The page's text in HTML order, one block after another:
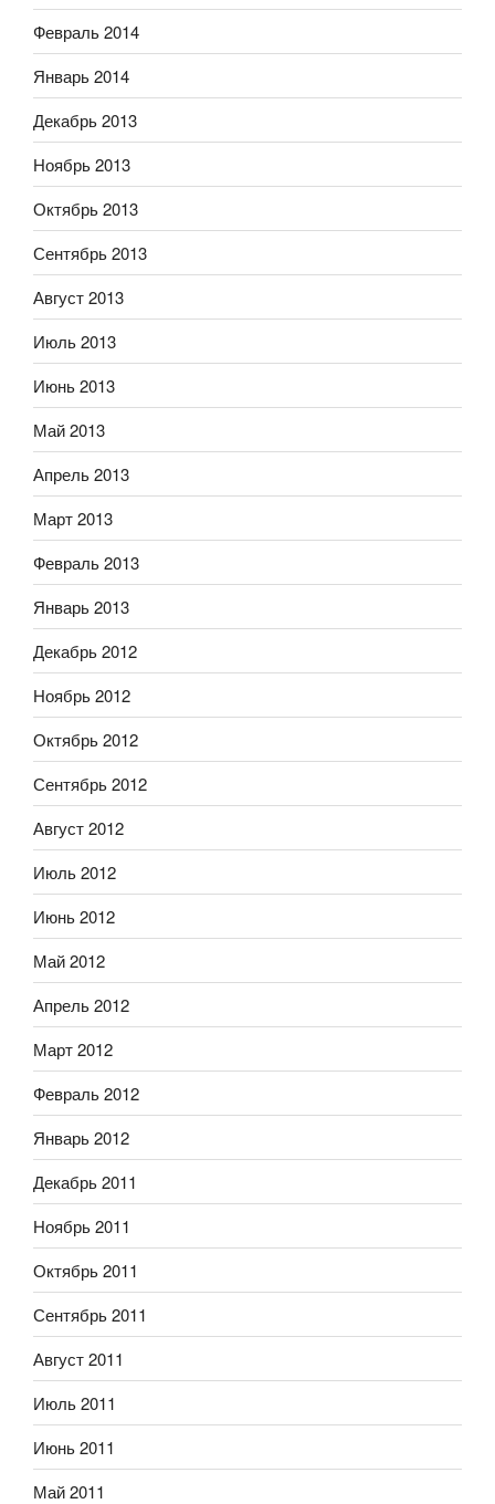
Февраль 2014
Январь 2014
Декабрь 2013
Ноябрь 2013
Октябрь 2013
Сентябрь 2013
Август 2013
Июль 2013
Июнь 2013
Май 2013
Апрель 2013
Март 2013
Февраль 2013
Январь 2013
Декабрь 2012
Ноябрь 2012
Октябрь 2012
Сентябрь 2012
Август 2012
Июль 2012
Июнь 2012
Май 2012
Апрель 2012
Март 2012
Февраль 2012
Январь 2012
Декабрь 2011
Ноябрь 2011
Октябрь 2011
Сентябрь 2011
Август 2011
Июль 2011
Июнь 2011
Май 2011